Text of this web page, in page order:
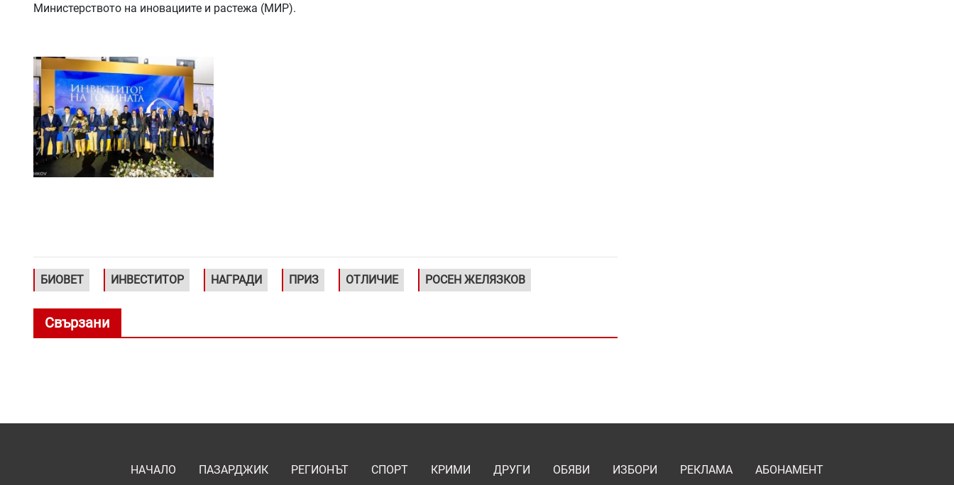
Министерството на иновациите и растежа (МИР).
БИОВЕТ ИНВЕСТИТОР НАГРАДИ ПРИЗ ОТЛИЧИЕ РОСЕН ЖЕЛЯЗКОВ
Свързани
НАЧАЛО ПАЗАРДЖИК РЕГИОНЪТ СПОРТ КРИМИ ДРУГИ ОБЯВИ ИЗБОРИ РЕКЛАМА АБОНАМЕНТ